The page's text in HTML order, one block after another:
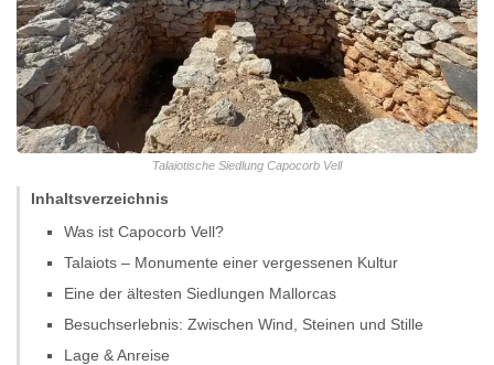
Talaiotische Siedlung Capocorb Vell
Inhaltsverzeichnis
Was ist Capocorb Vell?
Talaiots – Monumente einer vergessenen Kultur
Eine der ältesten Siedlungen Mallorcas
Besuchserlebnis: Zwischen Wind, Steinen und Stille
Lage & Anreise